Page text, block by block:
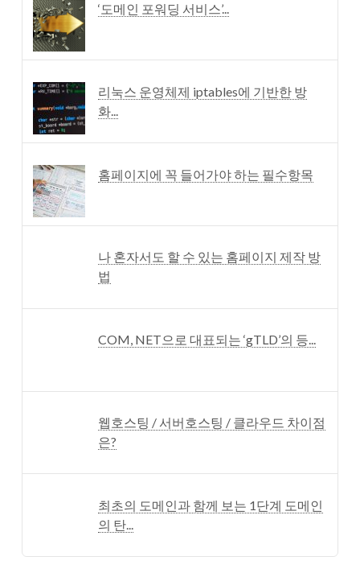
‘도메인 포워딩 서비스’...
리눅스 운영체제 iptables에 기반한 방
화...
홈페이지에 꼭 들어가야 하는 필수항목
나 혼자서도 할 수 있는 홈페이지 제작 방
법
COM, NET으로 대표되는 ‘gTLD’의 등...
웹호스팅 / 서버호스팅 / 클라우드 차이점
은?
최초의 도메인과 함께 보는 1단계 도메인
의 탄...